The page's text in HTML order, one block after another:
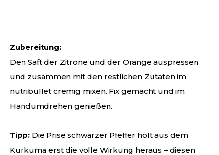
Zubereitung:
Den Saft der Zitrone und der Orange auspressen
und zusammen mit den restlichen Zutaten im
nutribullet cremig mixen. Fix gemacht und im
Handumdrehen genießen.
Tipp: Die Prise schwarzer Pfeffer holt aus dem
Kurkuma erst die volle Wirkung heraus – diesen